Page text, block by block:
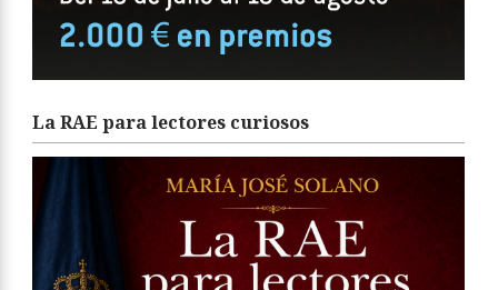
La RAE para lectores curiosos